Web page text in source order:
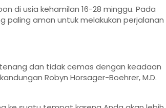
di usia kehamilan 16-28 minggu. Pada
paling aman untuk melakukan perjalanan
dan tidak cemas dengan keadaan
Robyn Horsager-Boehrer, M.D.